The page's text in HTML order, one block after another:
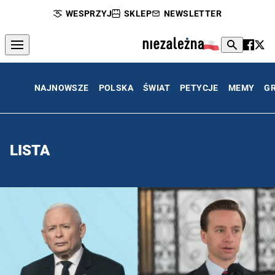
WESPRZYJ SKLEP NEWSLETTER
NAJNOWSZE POLSKA ŚWIAT PETYCJE MEMY
LISTA